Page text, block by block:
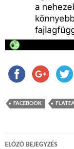
FACEBOOK
ELŐZŐ BEJEGYZÉS